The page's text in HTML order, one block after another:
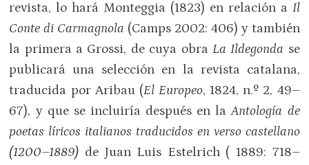
revista, lo hará Monteggia (1823) en relación a Il
Conte di Carmagnola (Camps 2002: 406) y también
la primera a Grossi, de cuya obra La Ildegonda se
publicará una selección en la revista catalana,
traducida por Aribau (El Europeo, 1824, n.º 2, 49–
67), y que se incluiría después en laAntología de
poetas líricos italianos traducidos en verso castellano
(1200–1889) de Juan Luis Estelrich ( 1889: 718–